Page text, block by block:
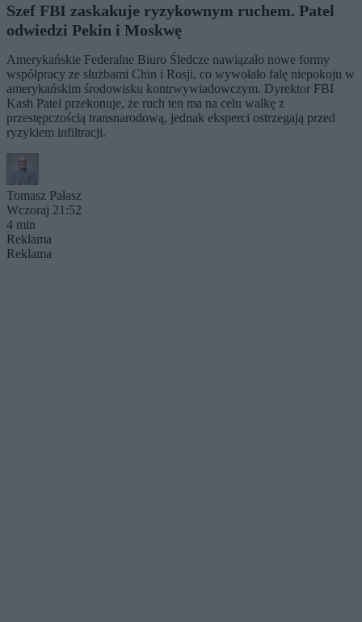
Szef FBI zaskakuje ryzykownym ruchem. Patel
odwiedzi Pekin i Moskwę
Amerykańskie Federalne Biuro Śledcze nawiązało nowe formy
współpracy ze służbami Chin i Rosji, co wywołało falę niepokoju w
amerykańskim środowisku kontrwywiadowczym. Dyrektor FBI
Kash Patel przekonuje, że ruch ten ma na celu walkę z
przestępczością transnarodową, jednak eksperci ostrzegają przed
ryzykiem infiltracji.
Tomasz Pałasz
Wczoraj 21:52
4 min
Reklama
Reklama